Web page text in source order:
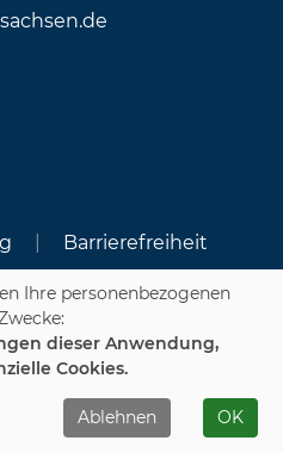
Barrierefreiheit
Ihre personenbezogenen
dieser Anwendung,
Cookies.
Ablehnen OK